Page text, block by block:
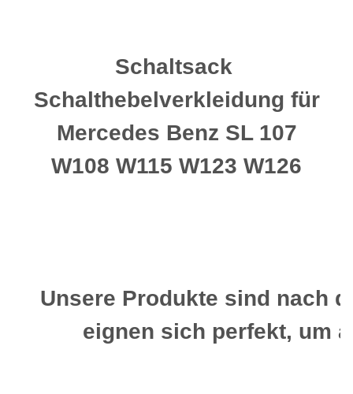
Schaltsack
Schalthebelverkleidung für
Mercedes Benz SL 107
W108 W115 W123 W126
Unsere Produkte sind nach
eignen sich perfekt, um